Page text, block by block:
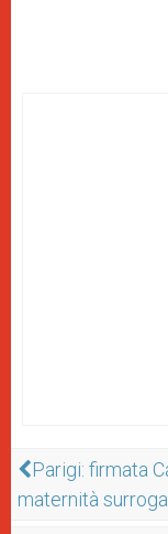
Parigi: firmata
maternità